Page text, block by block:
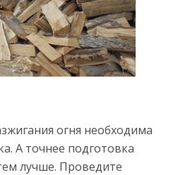
огня необходима
А точнее подготовка
лучше. Проведите